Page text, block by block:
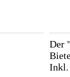
Der
Inkl.